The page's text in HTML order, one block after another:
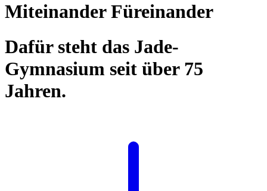
Miteinander Füreinander
Dafür steht das Jade-
Gymnasium seit über 75
Jahren.